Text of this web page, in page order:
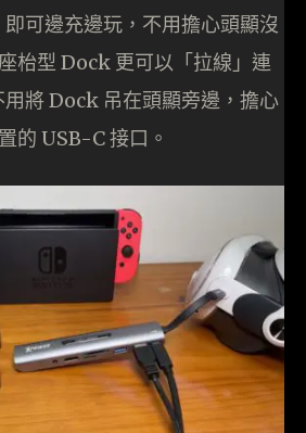
可邊充邊玩，不用擔心頭顯沒
枱型 Dock 更可以「拉線」連
將 Dock 吊在頭顯旁邊，擔心
的 USB-C 接口。